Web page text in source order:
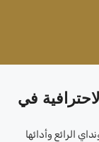
في
الرائع وأدائها